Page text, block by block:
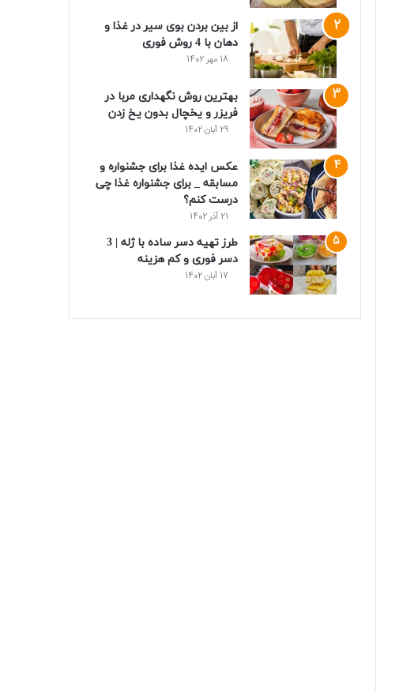
از بین بردن بوی سیر در غذا و
دهان با 4 روش فوری
18 مهر 1402
بهترین روش نگهداری مربا در
فریزر و یخچال بدون یخ زدن
29 آبان 1402
عکس ایده غذا برای جشنواره و
مسابقه _ برای جشنواره غذا چی
درست کنم؟
21 آذر 1402
طرز تهیه دسر ساده با ژله | 3
دسر فوری و کم هزینه
17 آبان 1402